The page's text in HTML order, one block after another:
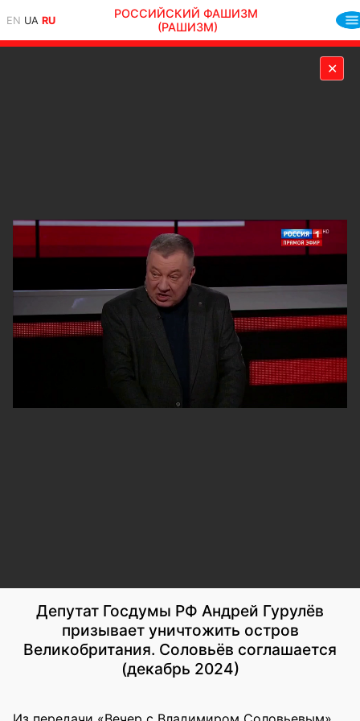
EN UA RU
РОССИЙСКИЙ ФАШИЗМ
(РАШИЗМ)
✕
Депутат Госдумы РФ Андрей Гурулёв
призывает уничтожить остров
Великобритания. Соловьёв соглашается
(декабрь 2024)